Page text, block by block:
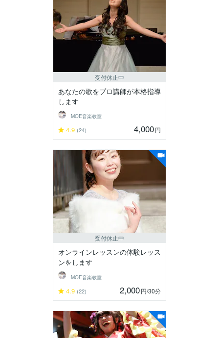
受付休止中
あなたの歌をプロ講師が本格指導
します
MOE音楽教室
4.9 (24) 4,000円
受付休止中
オンラインレッスンの体験レッス
ンをします
MOE音楽教室
4.9 (22) 2,000円/30分